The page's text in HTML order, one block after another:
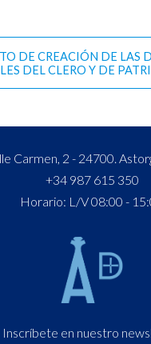
DE CREACIÓN DE LAS
DEL CLERO Y DE
Carmen, 2 - 24700.
+34 987 615 350
Horario: L/V 08:00 -
Inscríbete en nuestro